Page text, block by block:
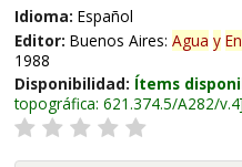
Idioma: Español
Editor: Buenos Aires: Agua y
1988
Disponibilidad: Ítems
topográfica: 621.374.5/A282/v.4